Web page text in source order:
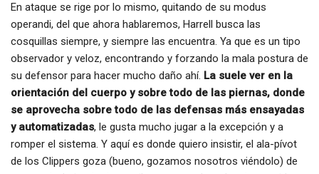
En ataque se rige por lo mismo, quitando de su modus
operandi, del que ahora hablaremos, Harrell busca las
cosquillas siempre, y siempre las encuentra. Ya que es un tipo
observador y veloz, encontrando y forzando la mala postura de
su defensor para hacer mucho daño ahí. La suele ver en la
orientación del cuerpo y sobre todo de las piernas, donde
se aprovecha sobre todo de las defensas más ensayadas
y automatizadas, le gusta mucho jugar a la excepción y a
romper el sistema. Y aquí es donde quiero insistir, el ala-pívot
de los Clippers goza (bueno, gozamos nosotros viéndolo) de